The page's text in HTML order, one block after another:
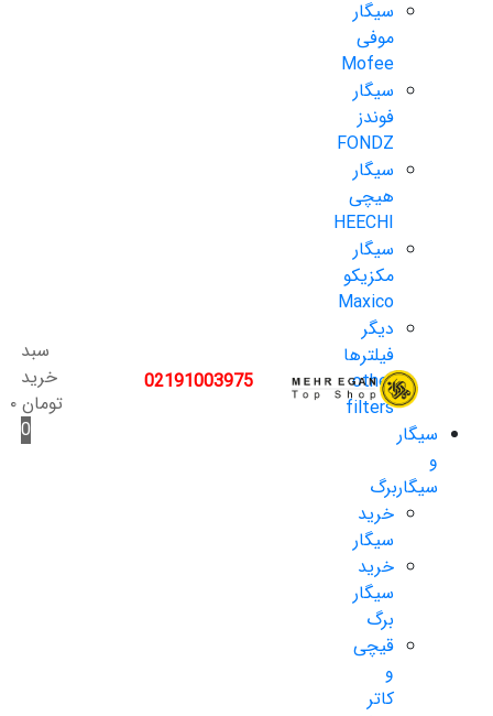
سیگار
موفی
Mofee
سیگار
فوندز
FONDZ
سیگار
هیچی
HEECHI
سیگار
مکزیکو
Maxico
دیگر
فیلترها
other
filters
سیگار
و
سیگاربرگ
خرید
سیگار
خرید
سیگار
برگ
قیچی
و
کاتر
02191003975
سبد
خرید
تومان۰
0